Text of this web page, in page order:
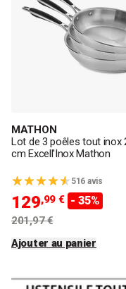
MATHON
Lot de 3 poêles tout inox
cm Excell'Inox Mathon
516 avis
129,99 € - 35%
201,97 €
Ajouter au panier